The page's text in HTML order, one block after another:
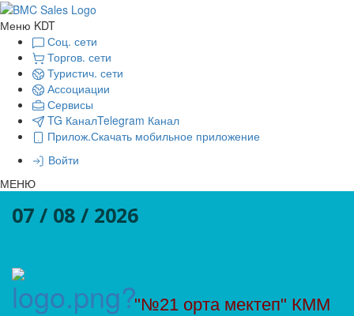
Меню KDT
Соц. сети
Торгов. сети
Туристич. сети
Ассоциации
Сервисы
TG КаналTelegram Канал
Прилож.Скачать мобильное приложение
Войти
МЕНЮ
07 / 08 / 2026
"№21 орта мектеп" КММ